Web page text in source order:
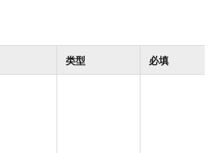
类型 必填